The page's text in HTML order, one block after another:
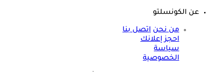
عن الكونسلتو
من نحن اتصل بنا
احجز إعلانك
سياسة
الخصوصية